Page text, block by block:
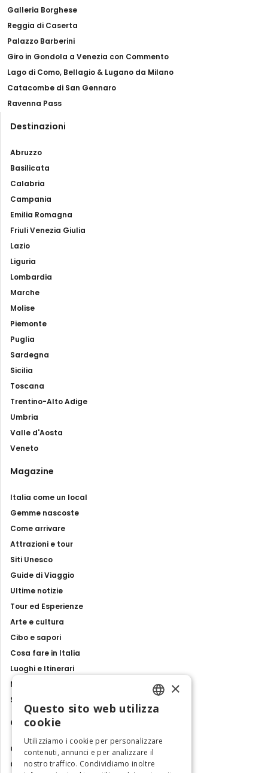
Galleria Borghese
Reggia di Caserta
Palazzo Barberini
Giro in Gondola a Venezia con Commento
Lago di Como, Bellagio & Lugano da Milano
Catacombe di San Gennaro
Ravenna Pass
Destinazioni
Abruzzo
Basilicata
Calabria
Campania
Emilia Romagna
Friuli Venezia Giulia
Lazio
Liguria
Lombardia
Marche
Molise
Piemonte
Puglia
Sardegna
Sicilia
Toscana
Trentino-Alto Adige
Umbria
Valle d'Aosta
Veneto
Magazine
Italia come un local
Gemme nascoste
Come arrivare
Attrazioni e tour
Siti Unesco
Guide di Viaggio
Ultime notizie
Tour ed Esperienze
Arte e cultura
Cibo e sapori
Cosa fare in Italia
Luoghi e Itinerari
Mostre, eventi e spettacoli
Storie e tradizioni
Contatti
Chi siamo
Collabora con noi
ENGLISH
ITALIAN
×
Questo sito web utilizza
cookie
Utilizziamo i cookie per personalizzare
contenuti, annunci e per analizzare il
nostro traffico. Condividiamo inoltre